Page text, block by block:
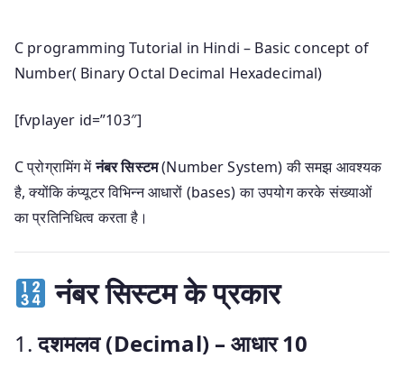
C programming Tutorial in Hindi – Basic concept of
Number( Binary Octal Decimal Hexadecimal)
[fvplayer id=”103″]
C प्रोग्रामिंग मेंनंबर सिस्टम(Number System) की समझ आवश्यक
है, क्योंकि कंप्यूटर विभिन्न आधारों (bases) का उपयोग करके संख्याओं
का प्रतिनिधित्व करता है।
नंबर सिस्टम के प्रकार
1.दशमलव (Decimal) – आधार 10